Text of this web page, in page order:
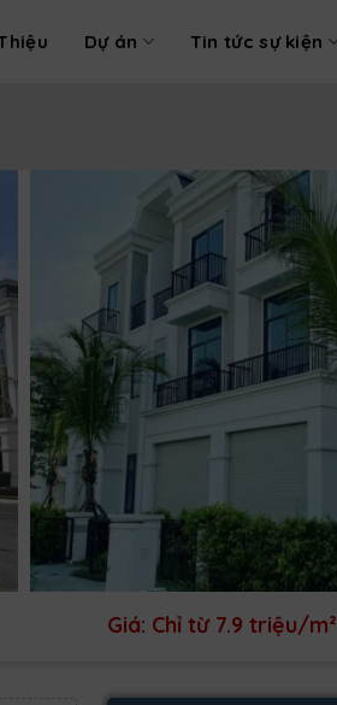
Dự án Tin tức sự kiện
Giá: Chỉ từ 7.9 triệu/m²